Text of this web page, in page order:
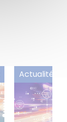
Actualité